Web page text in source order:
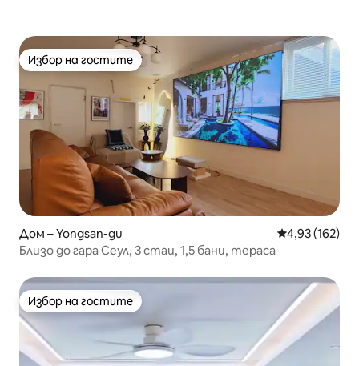
Избор на гостите
Избор на гостите
Дом – Yongsan-gu Средна
4,93 (162)
Близо до гара Сеул, 3 стаи, 1,5 бани, тераса
Избор на гостите
Избор на гостите